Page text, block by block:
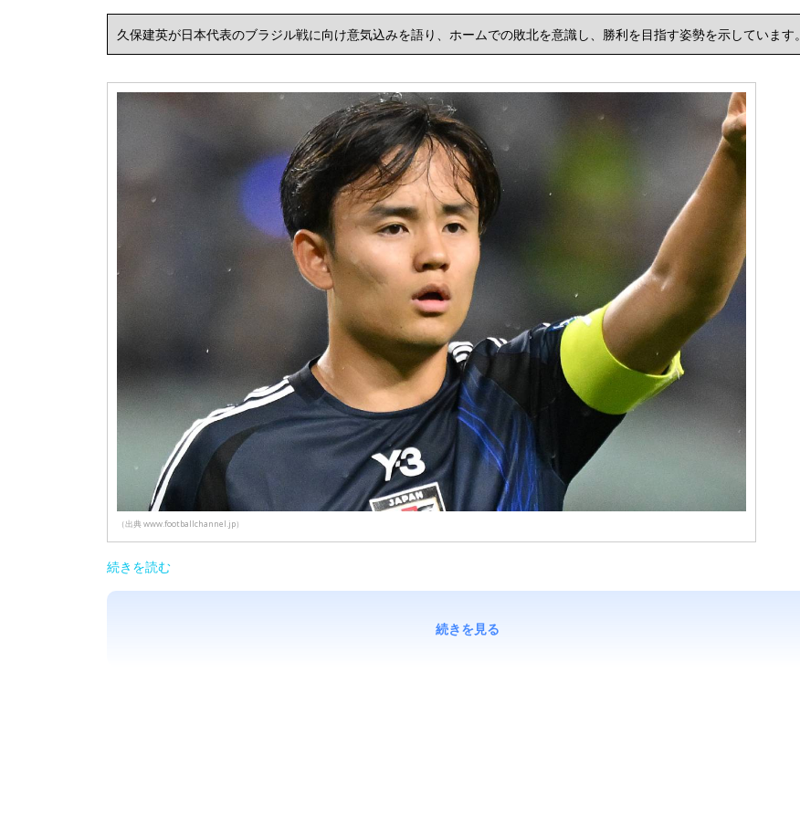
久保建英が日本代表のブラジル戦に向け意気込みを語り、ホームでの敗北を意識し、勝利を目指す姿勢を示しています。
（出典 www.footballchannel.jp）
続きを読む
続きを見る